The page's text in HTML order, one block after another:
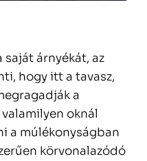
saját árnyékát, az
hogy itt a tavasz,
a
oknál
a múlékonyságban
körvonalazódó